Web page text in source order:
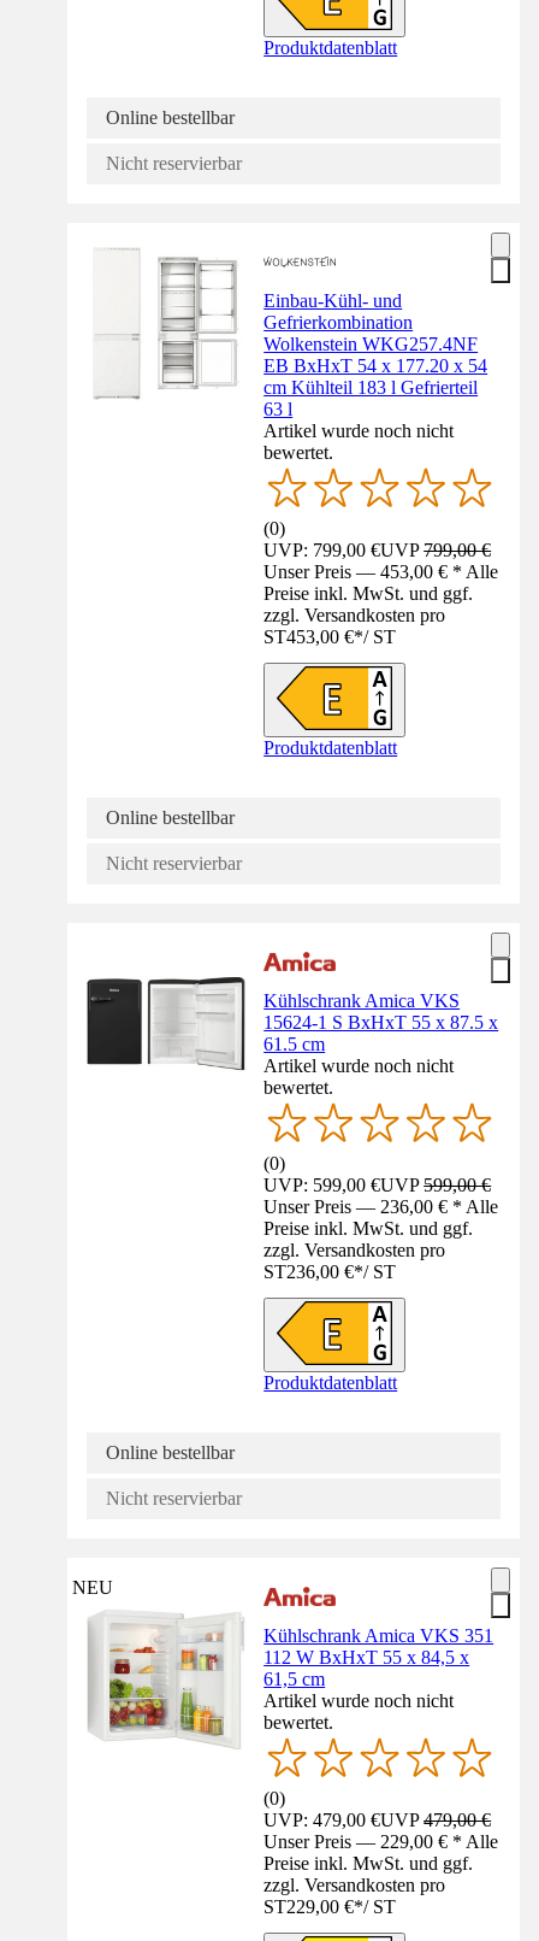
Produktdatenblatt
Online bestellbar
Nicht reservierbar
Einbau-Kühl- und
Gefrierkombination
Wolkenstein WKG257.4NF
EB BxHxT 54 x 177.20 x 54
cm Kühlteil 183 l Gefrierteil
63 l
Artikel wurde noch nicht
bewertet.
(0)
UVP: 799,00 €UVP799,00 €
Unser Preis — 453,00 € * Alle
Preise inkl. MwSt. und ggf.
zzgl. Versandkosten pro
ST453,00 €*/ ST
Produktdatenblatt
Online bestellbar
Nicht reservierbar
Kühlschrank Amica VKS
15624-1 S BxHxT 55 x 87.5 x
61.5 cm
Artikel wurde noch nicht
bewertet.
(0)
UVP: 599,00 €UVP599,00 €
Unser Preis — 236,00 € * Alle
Preise inkl. MwSt. und ggf.
zzgl. Versandkosten pro
ST236,00 €*/ ST
Produktdatenblatt
Online bestellbar
Nicht reservierbar
NEU
Kühlschrank Amica VKS 351
112 W BxHxT 55 x 84,5 x
61,5 cm
Artikel wurde noch nicht
bewertet.
(0)
UVP: 479,00 €UVP479,00 €
Unser Preis — 229,00 € * Alle
Preise inkl. MwSt. und ggf.
zzgl. Versandkosten pro
ST229,00 €*/ ST